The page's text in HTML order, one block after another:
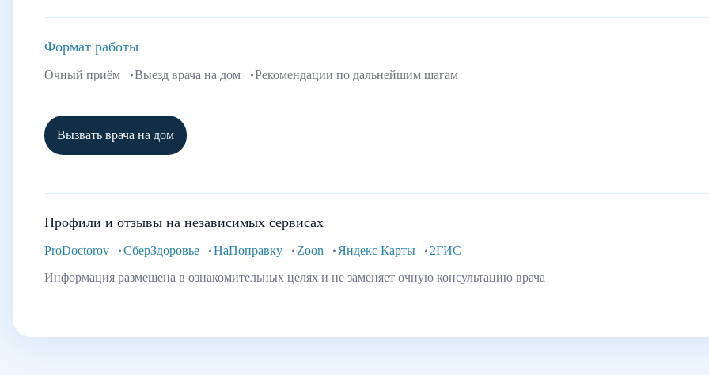
Формат работы
Очный приём Выезд врача на дом Рекомендации по дальнейшим шагам
Вызвать врача на дом
Профили и отзывы на независимых сервисах
ProDoctorov СберЗдоровье НаПоправку Zoon Яндекс Карты
2ГИС
Информация размещена в ознакомительных целях и не заменяет очную консультацию врача